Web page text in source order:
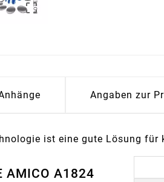

Angaben zur
ist eine gute Lösung
AMICO A1824